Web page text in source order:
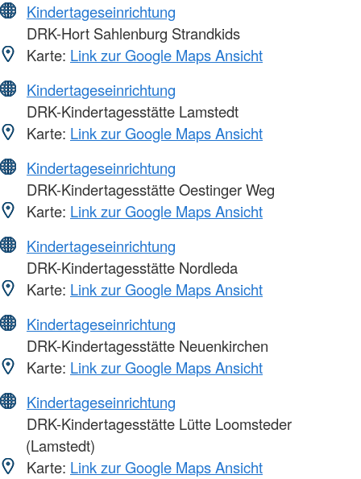
Kindertageseinrichtung
DRK-Hort Sahlenburg Strandkids
Karte: Link zur Google Maps Ansicht
Kindertageseinrichtung
DRK-Kindertagesstätte Lamstedt
Karte: Link zur Google Maps Ansicht
Kindertageseinrichtung
DRK-Kindertagesstätte Oestinger Weg
Karte: Link zur Google Maps Ansicht
Kindertageseinrichtung
DRK-Kindertagesstätte Nordleda
Karte: Link zur Google Maps Ansicht
Kindertageseinrichtung
DRK-Kindertagesstätte Neuenkirchen
Karte: Link zur Google Maps Ansicht
Kindertageseinrichtung
DRK-Kindertagesstätte Lütte Loomsteder
(Lamstedt)
Karte: Link zur Google Maps Ansicht